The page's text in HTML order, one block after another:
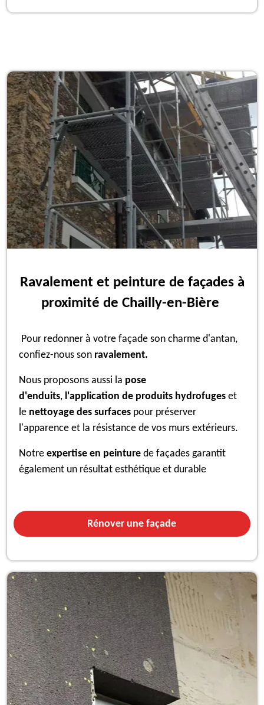
Ravalement et peinture de façades à
proximité de Chailly-en-Bière
Pour redonner à votre façade son charme d'antan,
confiez-nous son ravalement.
Nous proposons aussi la pose
d'enduits, l'application de produits hydrofuges et
le nettoyage des surfaces pour préserver
l'apparence et la résistance de vos murs extérieurs.
Notre expertise en peinture de façades garantit
également un résultat esthétique et durable
Rénover une façade